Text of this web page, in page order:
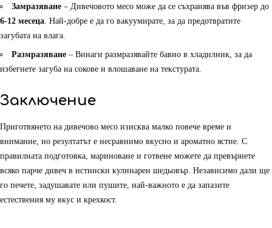
Замразяване – Дивечовото месо може да се съхранява във фризер до
6-12 месеца . Най-добре е да го вакуумирате, за да предотвратите
загубата на влага.
Размразяване – Винаги размразявайте бавно в хладилник, за да
избегнете загуба на сокове и влошаване на текстурата.
Заключение
Приготвянето на дивечово месо изисква малко повече време и
внимание, но резултатът е несравнимо вкусно и ароматно ястие. С
правилната подготовка, мариноване и готвене можете да превърнете
всяко парче дивеч в истински кулинарен шедьовър. Независимо дали ще
го печете, задушавате или пушите, най-важното е да запазите
естествения му вкус и крехкост.